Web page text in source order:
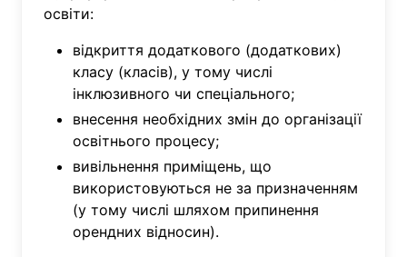
освіти:
відкриття додаткового (додаткових)
класу (класів), у тому числі
інклюзивного чи спеціального;
внесення необхідних змін до організації
освітнього процесу;
вивільнення приміщень, що
використовуються не за призначенням
(у тому числі шляхом припинення
орендних відносин).